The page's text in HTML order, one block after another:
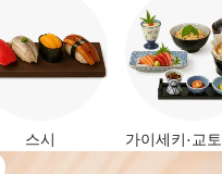
스시